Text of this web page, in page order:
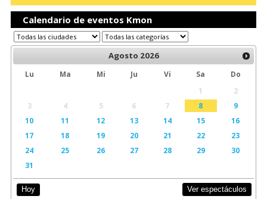
Calendario de eventos Kmon
Agosto 2026
Lu Ma Mi Ju Vi Sa
Do
1
2
3
4 5 6 7 8
9
10
11 12 13 14 15
16
17
18 19 20 21 22
23
24
25 26 27 28 29
30
31
Hoy Ver espectáculos